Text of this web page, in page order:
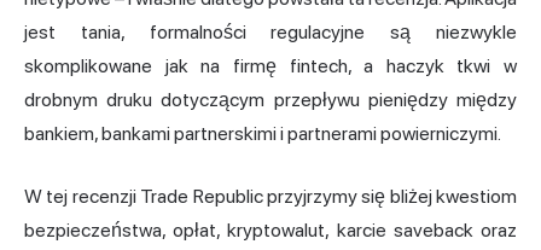
jest tania, formalności regulacyjne są niezwykle
skomplikowane jak na firmę fintech, a haczyk tkwi w
drobnym druku dotyczącym przepływu pieniędzy między
bankiem, bankami partnerskimi i partnerami powierniczymi.
W tej recenzji Trade Republic przyjrzymy się bliżej kwestiom
bezpieczeństwa, opłat, kryptowalut, karcie saveback oraz